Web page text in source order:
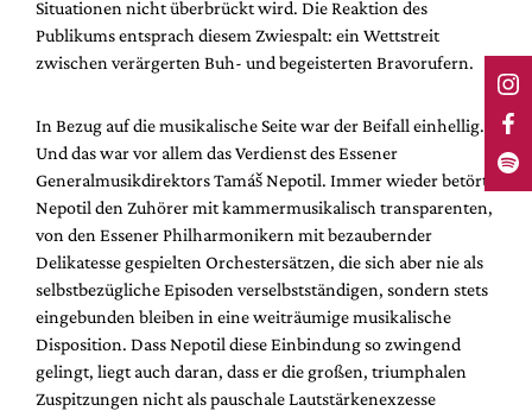
Situationen nicht überbrückt wird. Die Reaktion des
Publikums entsprach diesem Zwiespalt: ein Wettstreit
zwischen verärgerten Buh- und begeisterten Bravorufern.
In Bezug auf die musikalische Seite war der Beifall einhellig.
Und das war vor allem das Verdienst des Essener
Generalmusikdirektors Tamáš Nepotil. Immer wieder betört
Nepotil den Zuhörer mit kammermusikalisch transparenten,
von den Essener Philharmonikern mit bezaubernder
Delikatesse gespielten Orchestersätzen, die sich aber nie als
selbstbezügliche Episoden verselbstständigen, sondern stets
eingebunden bleiben in eine weiträumige musikalische
Disposition. Dass Nepotil diese Einbindung so zwingend
gelingt, liegt auch daran, dass er die großen, triumphalen
Zuspitzungen nicht als pauschale Lautstärkenexzesse